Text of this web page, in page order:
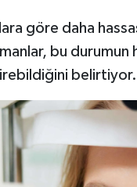
göre daha
bu durumun
belirtiyor.